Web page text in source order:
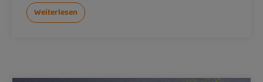
Weiterlesen